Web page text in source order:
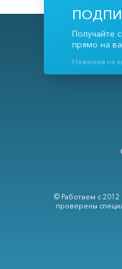
Получайте
прямо на
Нажимая на
© Работаем с
проверены